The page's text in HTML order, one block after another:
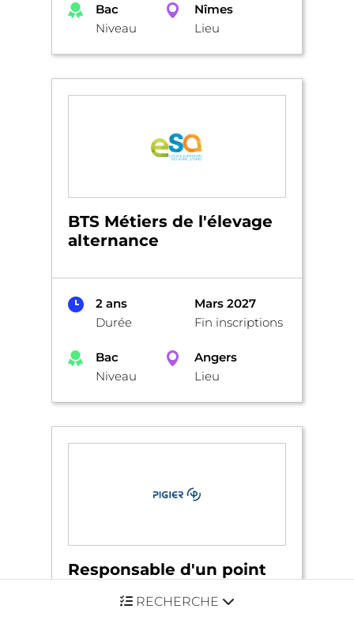
RECHERCHE
Bac
Niveau
Nîmes
Lieu
BTS Métiers de l'élevage
alternance
2 ans
Durée
Mars 2027
Fin inscriptions
Bac
Niveau
Angers
Lieu
Responsable d'un point